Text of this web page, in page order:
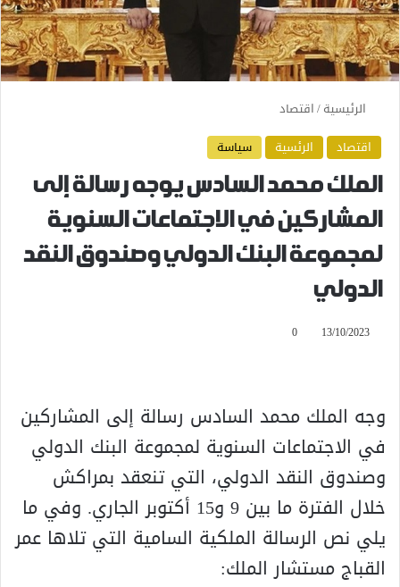
الرئيسية/اقتصاد
اقتصاد
الرئسية سياسة
الملك محمد السادس يوجه رسالة إلى
المشاركين في الاجتماعات السنوية
لمجموعة البنك الدولي وصندوق النقد
الدولي
13/10/2023
0
وجه الملك محمد السادس رسالة إلى المشاركين
في الاجتماعات السنوية لمجموعة البنك الدولي
وصندوق النقد الدولي، التي تنعقد بمراكش
خلال الفترة ما بين 9 و15 أكتوبر الجاري. وفي ما
يلي نص الرسالة الملكية السامية التي تلاها عمر
القباج مستشار الملك: